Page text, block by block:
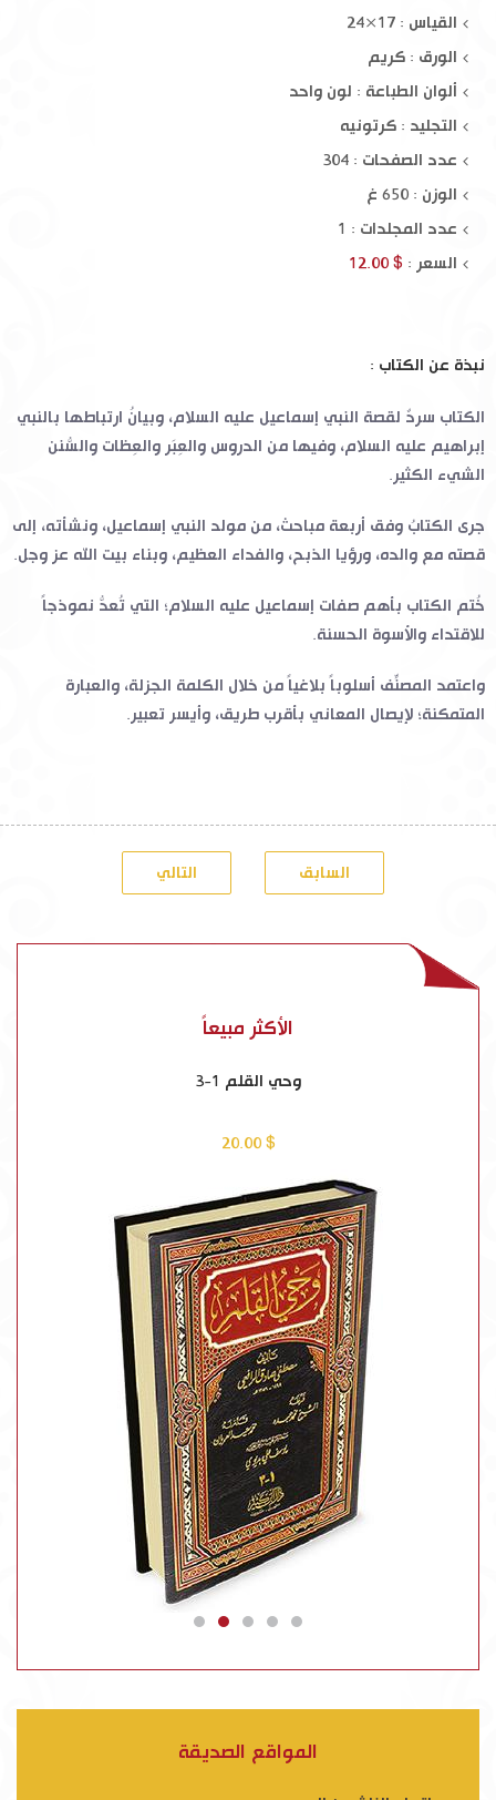
القياس : 17×24
الورق : كريم
ألوان الطباعة : لون واحد
التجليد : كرتونيه
عدد الصفحات : 304
الوزن : 650 غ
عدد المجلدات : 1
السعر : $ 12.00
نبذة عن الكتاب :
الكتاب سردٌ لقصة النبي إسماعيل عليه السلام، وبيانُ ارتباطها بالنبي
إبراهيم عليه السلام، وفيها من الدروس والعِبَر والعِظات والسُّنن
الشيء الكثير.
جرى الكتابُ وفق أربعة مباحث، من مولد النبي إسماعيل، ونشأته، إلى
قصته مع والده، ورؤيا الذبح، والفداء العظيم، وبناء بيت الله عز وجل.
خُتم الكتاب بأهم صفات إسماعيل عليه السلام؛ التي تُعدُّ نموذجاً
للاقتداء والأسوة الحسنة.
واعتمد المصنِّف أسلوباً بلاغياً من خلال الكلمة الجزلة، والعبارة
المتمكنة؛ لإيصال المعاني بأقرب طريق، وأيسر تعبير.
التالي السابق
الأكثر مبيعاً
وحي القلم 1-3
$ 20.00
المواقع الصديقة